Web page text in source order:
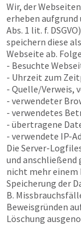
Wir, der
erheben aufgrund
Abs. 1 lit. f.
speichern diese
Webseite ab.
- Besuchte
- Uhrzeit zum
- Quelle/Verweis,
- verwendeter
- verwendetes
- übertragene
- verwendete IP-
Die Server-
und anschließend
nicht mehr einem
Speicherung der
B.
Beweisgründen
Löschung